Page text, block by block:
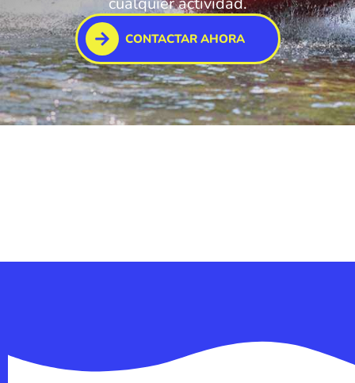
CONTACTAR AHORA